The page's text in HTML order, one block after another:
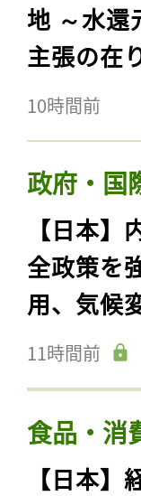
地 ～水還
主張の在
10時間前
政府・国
【日本
全政策を
用、気候
11時間前
食品・消
【日本